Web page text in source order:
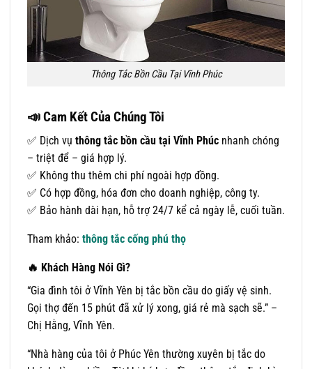
Thông Tắc Bồn Cầu Tại Vĩnh Phúc
📣Cam Kết Của Chúng Tôi
✅ Dịch vụ thông tắc bồn cầu tại Vĩnh Phúc nhanh chóng
– triệt để – giá hợp lý.
✅ Không thu thêm chi phí ngoài hợp đồng.
✅ Có hợp đồng, hóa đơn cho doanh nghiệp, công ty.
✅ Bảo hành dài hạn, hỗ trợ 24/7 kể cả ngày lễ, cuối tuần.
Tham khảo: thông tắc cống phú thọ
🔥 Khách Hàng Nói Gì?
“Gia đình tôi ở Vĩnh Yên bị tắc bồn cầu do giấy vệ sinh.
Gọi thợ đến 15 phút đã xử lý xong, giá rẻ mà sạch sẽ.” –
Chị Hằng, Vĩnh Yên.
“Nhà hàng của tôi ở Phúc Yên thường xuyên bị tắc do